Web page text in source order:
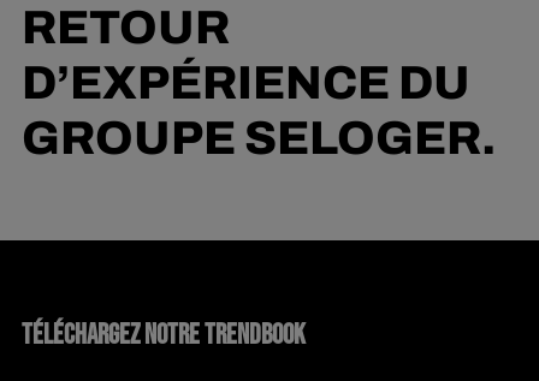
RETOUR
D’EXPÉRIENCE DU
GROUPE SELOGER.
TÉLÉCHARGEZ NOTRE TRENDBOOK